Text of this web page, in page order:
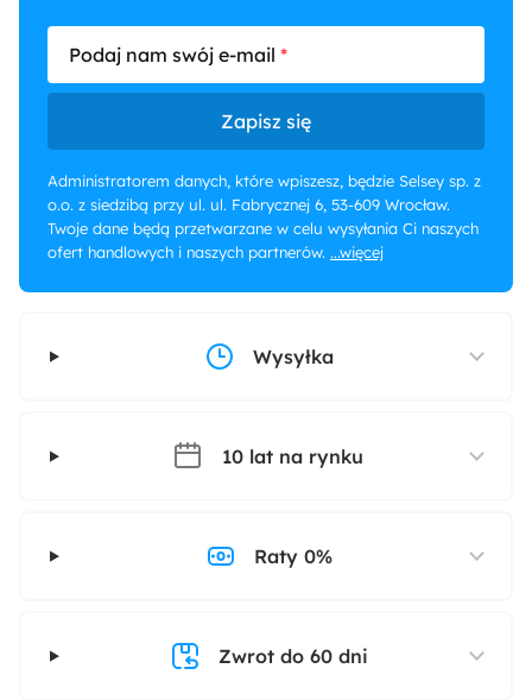
Podaj nam swój e-mail
Zapisz się
Administratorem danych, które wpiszesz, będzie Selsey sp. z
o.o. z siedzibą przy ul. ul. Fabrycznej 6, 53-609 Wrocław.
Twoje dane będą przetwarzane w celu wysyłania Ci naszych
ofert handlowych i naszych partnerów. ...więcej
Wysyłka
10 lat na rynku
Raty 0%
Zwrot do 60 dni